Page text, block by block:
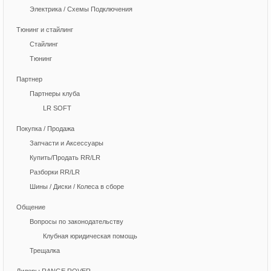
Электрика / Схемы Подключения
Тюнинг и стайлинг
Стайлинг
Тюнинг
Партнер
Партнеры клуба
LR SOFT
Покупка / Продажа
Запчасти и Аксессуары
Купить/Продать RR/LR
Разборки RR/LR
Шины / Диски / Колеса в сборе
Общение
Вопросы по законодательству
Клубная юридическая помощь
Трещалка